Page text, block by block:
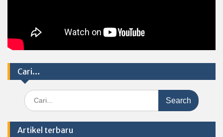
Cari…
Search
for:
Artikel terbaru